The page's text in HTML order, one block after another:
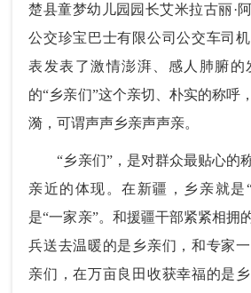
楚县童梦幼儿园园长艾米拉古丽·
公交珍宝巴士有限公司公交车司
表发表了激情澎湃、感人肺腑的
的“乡亲们”这个亲切、朴实的称呼
漪，可谓声声乡亲声声亲。
“乡亲们”，是对群众最贴心的
亲近的体现。在新疆，乡亲就是
是“一家亲”。和援疆干部紧紧相拥
兵送去温暖的是乡亲们，和专家
亲们，在万亩良田收获幸福的是